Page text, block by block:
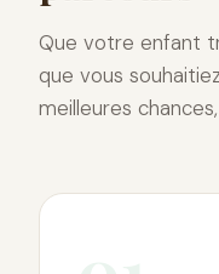
Que votre enfant
que vous
meilleures